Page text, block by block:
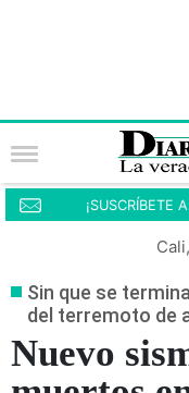
¡SUSCRÍBETE
Sin que se
del terremoto de
Nuevo